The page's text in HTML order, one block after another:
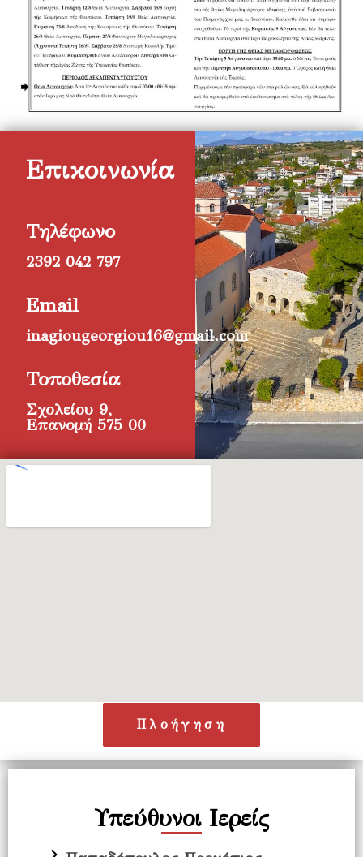
Επικοινωνία
Τηλέφωνο
2392 042 797
Email
inagiougeorgiou16@gmail.com
Τοποθεσία
Σχολείου 9,
Επανομή 575 00
Πλοήγηση
Υπεύθυνοι Ιερείς